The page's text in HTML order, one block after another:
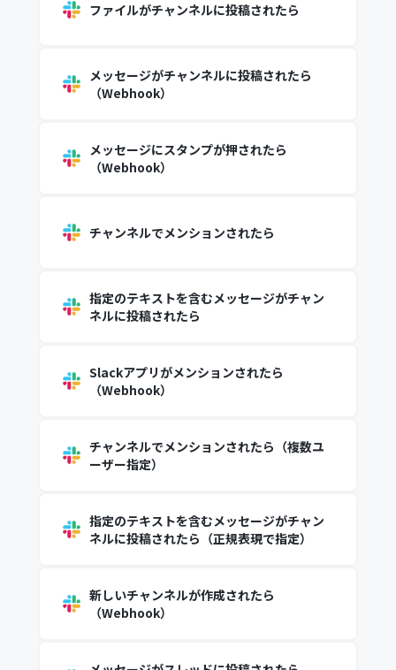
ファイルがチャンネルに投稿されたら
メッセージがチャンネルに投稿されたら
（Webhook）
メッセージにスタンプが押されたら
（Webhook）
チャンネルでメンションされたら
指定のテキストを含むメッセージがチャン
ネルに投稿されたら
Slackアプリがメンションされたら
（Webhook）
チャンネルでメンションされたら（複数ユ
ーザー指定）
指定のテキストを含むメッセージがチャン
ネルに投稿されたら（正規表現で指定）
新しいチャンネルが作成されたら
（Webhook）